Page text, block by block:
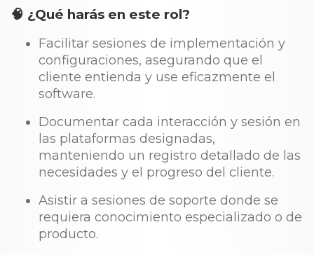
🧠 ¿Qué harás en este rol?
Facilitar sesiones de implementación y
configuraciones, asegurando que el
cliente entienda y use eficazmente el
software.
Documentar cada interacción y sesión en
las plataformas designadas,
manteniendo un registro detallado de las
necesidades y el progreso del cliente.
Asistir a sesiones de soporte donde se
requiera conocimiento especializado o de
producto.